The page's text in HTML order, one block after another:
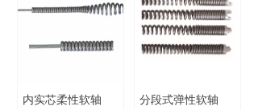
内实芯柔性软轴 分段式弹性软轴